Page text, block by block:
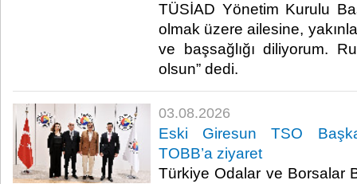
TÜSİAD Yönetim Kurulu
olmak üzere ailesine,
ve başsağlığı diliyorum.
olsun” dedi.​
03.08.2026
Eski Giresun TSO
TOBB’a ziyaret
Türkiye Odalar ve Borsalar